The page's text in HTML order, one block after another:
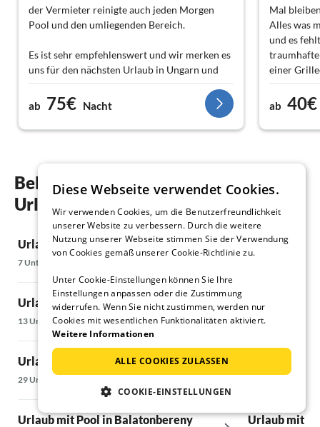
der Vermieter reinigte auch jeden Morgen
Pool und den umliegenden Bereich.
Es ist sehr empfehlenswert und wir merken es
uns für den nächsten Urlaub in Ungarn und
für Freunde.
ab 75€ Nacht
Mal
Alles was
und es
einer
sorgen an
haben
auf jeden
ab 40€
Beliebte Regionen und Orte für ihren
Urlaub mit Pool in Keszthely
Urlaub mit Pool in Balatongyörök
7 Unterkünfte
Urlaub mit Pool in Balatonlelle
13 Unterkünfte
Urlaub mit Pool in Balatonmáriafürdö
29 Unterkünfte
Urlaub mit Pool in Balatonbereny
Urlaub mit
6 Unterkünfte
Urlaub mit
Diese Webseite verwendet Cookies.
Wir verwenden Cookies, um die Benutzerfreundlichkeit
unserer Website zu verbessern. Durch die weitere
Nutzung unserer Webseite stimmen Sie der Verwendung
von Cookies gemäß unserer Cookie-Richtlinie zu.
Unter Cookie-Einstellungen können Sie Ihre
Einstellungen anpassen oder die Zustimmung
widerrufen. Wenn Sie nicht zustimmen, werden nur
Cookies mit wesentlichen Funktionalitäten aktiviert.
Weitere Informationen
ALLE COOKIES ZULASSEN
COOKIE-EINSTELLUNGEN